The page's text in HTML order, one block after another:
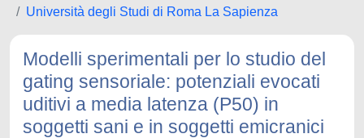
Università degli Studi di Roma La Sapienza
Modelli sperimentali per lo studio del
gating sensoriale: potenziali evocati
uditivi a media latenza (P50) in
soggetti sani e in soggetti emicranici